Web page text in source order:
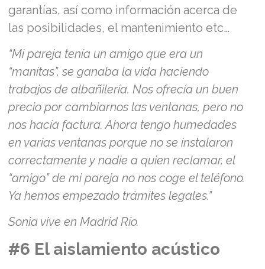
garantías, así como información acerca de
las posibilidades, el mantenimiento etc…
“Mi pareja tenía un amigo que era un
“manitas”, se ganaba la vida haciendo
trabajos de albañilería. Nos ofrecía un buen
precio por cambiarnos las ventanas, pero no
nos hacía factura. Ahora tengo humedades
en varias ventanas porque no se instalaron
correctamente y nadie a quien reclamar, el
“amigo” de mi pareja no nos coge el teléfono.
Ya hemos empezado trámites legales.”
Sonia vive en Madrid Río.
#6 El aislamiento acústico